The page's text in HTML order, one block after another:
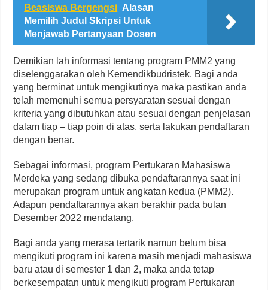
Beasiswa Bergengsi Alasan
Memilih Judul Skripsi Untuk
Menjawab Pertanyaan Dosen
Demikian lah informasi tentang program PMM2 yang
diselenggarakan oleh Kemendikbudristek. Bagi anda
yang berminat untuk mengikutinya maka pastikan anda
telah memenuhi semua persyaratan sesuai dengan
kriteria yang dibutuhkan atau sesuai dengan penjelasan
dalam tiap – tiap poin di atas, serta lakukan pendaftaran
dengan benar.
Sebagai informasi, program Pertukaran Mahasiswa
Merdeka yang sedang dibuka pendaftarannya saat ini
merupakan program untuk angkatan kedua (PMM2).
Adapun pendaftarannya akan berakhir pada bulan
Desember 2022 mendatang.
Bagi anda yang merasa tertarik namun belum bisa
mengikuti program ini karena masih menjadi mahasiswa
baru atau di semester 1 dan 2, maka anda tetap
berkesempatan untuk mengikuti program Pertukaran